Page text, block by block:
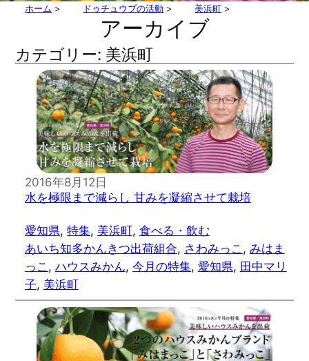
ホーム > ドゥチュウブの活動 > 美浜町 >
アーカイブ
カテゴリー: 美浜町
2016年8月12日
水を極限まで減らし 甘みを凝縮させて栽培
愛知県, 特集, 美浜町, 食べる・飲む
あいち知多かんきつ出荷組合, さわみっこ , みはま
っこ , ハウスみかん, 今月の特集, 愛知県, 田中マリ
子, 美浜町